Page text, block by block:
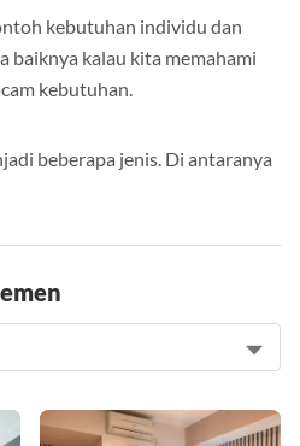
kebutuhan individu dan
baiknya kalau kita memahami
kebutuhan.
beberapa jenis. Di antaranya